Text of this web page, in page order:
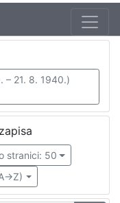
– 21. 8. 1940.)
stranici: 50
>Z)